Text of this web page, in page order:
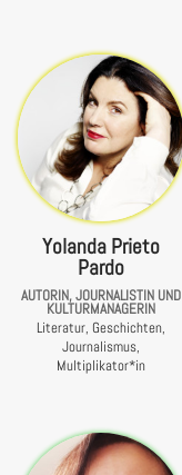
Yolanda Prieto
Pardo
AUTORIN, JOURNALISTIN UND
KULTURMANAGERIN
Literatur, Geschichten,
Journalismus,
Multiplikator*in